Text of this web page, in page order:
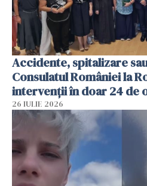
Accidente, spitalizare
Consulatul României la
intervenții în doar 24 de
26 IULIE 2026